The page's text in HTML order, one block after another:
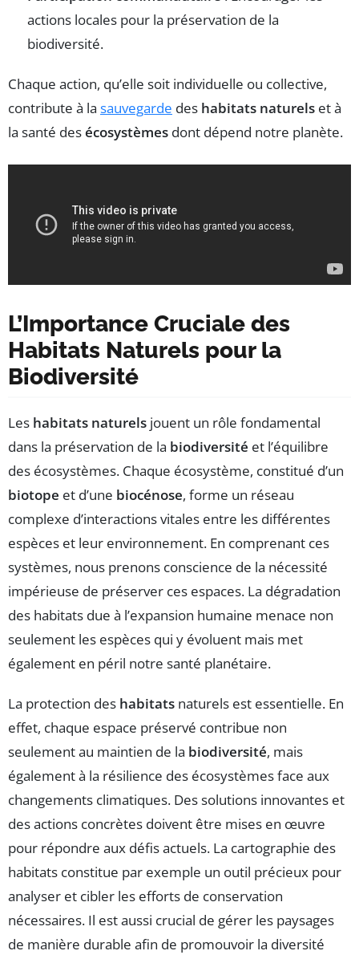
actions locales pour la préservation de la
biodiversité.
Chaque action, qu’elle soit individuelle ou collective,
contribute à la sauvegarde des habitats naturels et à
la santé desécosystèmes dont dépend notre planète.
L’Importance Cruciale des
Habitats Naturels pour la
Biodiversité
Les habitats naturels jouent un rôle fondamental
dans la préservation de la biodiversité et l’équilibre
des écosystèmes. Chaque écosystème, constitué d’un
biotope et d’une biocénose, forme un réseau
complexe d’interactions vitales entre les différentes
espèces et leur environnement. En comprenant ces
systèmes, nous prenons conscience de la nécessité
impérieuse de préserver ces espaces. La dégradation
des habitats due à l’expansion humaine menace non
seulement les espèces qui y évoluent mais met
également en péril notre santé planétaire.
La protection des habitats naturels est essentielle. En
effet, chaque espace préservé contribue non
seulement au maintien de la biodiversité, mais
également à la résilience des écosystèmes face aux
changements climatiques. Des solutions innovantes et
des actions concrètes doivent être mises en œuvre
pour répondre aux défis actuels. La cartographie des
habitats constitue par exemple un outil précieux pour
analyser et cibler les efforts de conservation
nécessaires. Il est aussi crucial de gérer les paysages
de manière durable afin de promouvoir la diversité